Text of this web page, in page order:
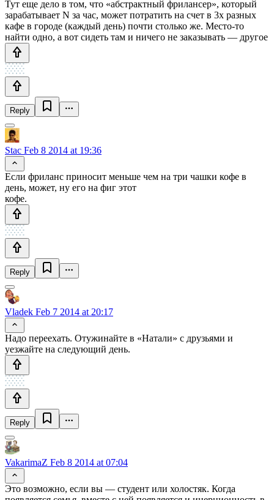
Тут еще дело в том, что «абстрактный фрилансер», который
зарабатывает N за час, может потратить на счет в 3х разных
кафе в городе (каждый день) почти столько же. Место-то
найти одно, а вот сидеть там и ничего не заказывать — другое
Reply
Stac Feb 8 2014 at 19:36
Если фриланс приносит меньше чем на три чашки кофе в
день, может, ну его на фиг этот
кофе.
Reply
Vladek Feb 7 2014 at 20:17
Надо переехать. Отужинайте в «Натали» с друзьями и
уезжайте на следующий день.
Reply
VakarimaZ Feb 8 2014 at 07:04
Это возможно, если вы — студент или холостяк. Когда